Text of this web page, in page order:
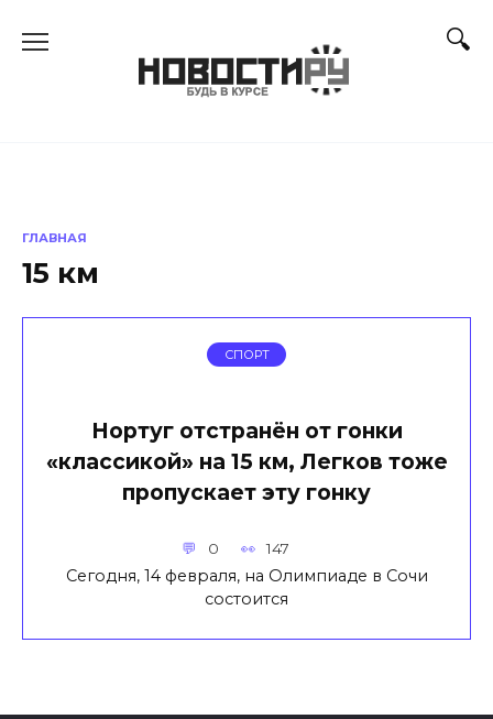
ГЛАВНАЯ
15 км
СПОРТ
Нортуг отстранён от гонки
«классикой» на 15 км, Легков тоже
пропускает эту гонку
0 147
Сегодня, 14 февраля, на Олимпиаде в Сочи
состоится